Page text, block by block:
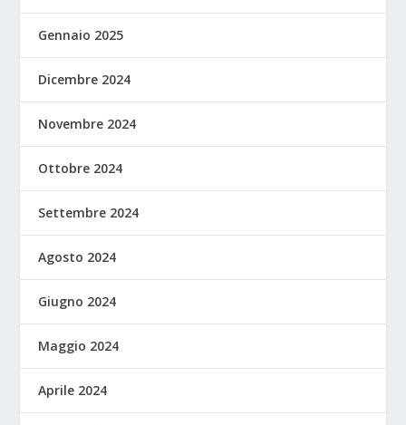
Gennaio 2025
Dicembre 2024
Novembre 2024
Ottobre 2024
Settembre 2024
Agosto 2024
Giugno 2024
Maggio 2024
Aprile 2024